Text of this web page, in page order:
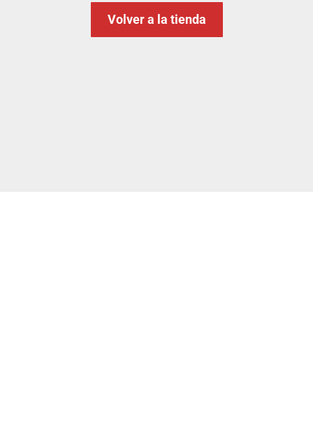
Volver a la tienda